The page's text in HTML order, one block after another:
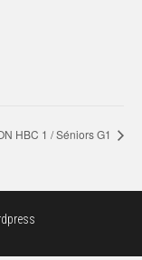
HBC 1 / Séniors G1